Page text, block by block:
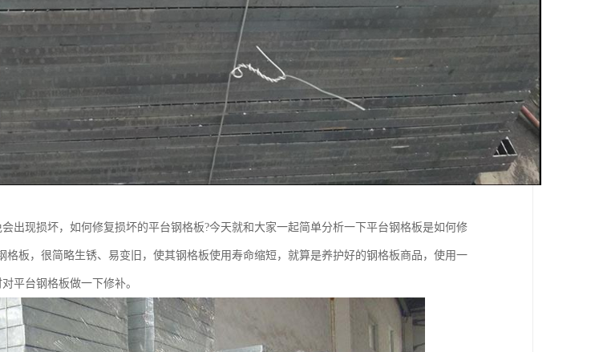
出现损坏，如何修复损坏的平台钢格板?今天就和大家一起简单分析一下平台钢格板是如何修
格板，很简略生锈、易变旧，使其钢格板使用寿命缩短，就算是养护好的钢格板商品，使用一
平台钢格板做一下修补。